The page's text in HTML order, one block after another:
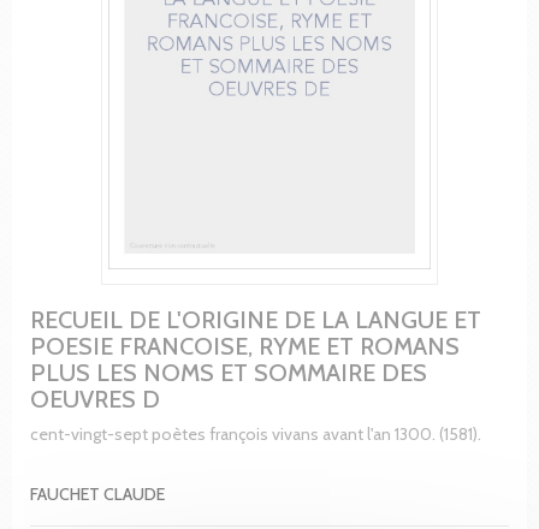
RECUEIL DE L'ORIGINE DE LA LANGUE ET
POESIE FRANCOISE, RYME ET ROMANS
PLUS LES NOMS ET SOMMAIRE DES
OEUVRES D
cent-vingt-sept poètes françois vivans avant l'an 1300. (1581).
FAUCHET CLAUDE